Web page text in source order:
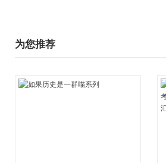
为您推荐